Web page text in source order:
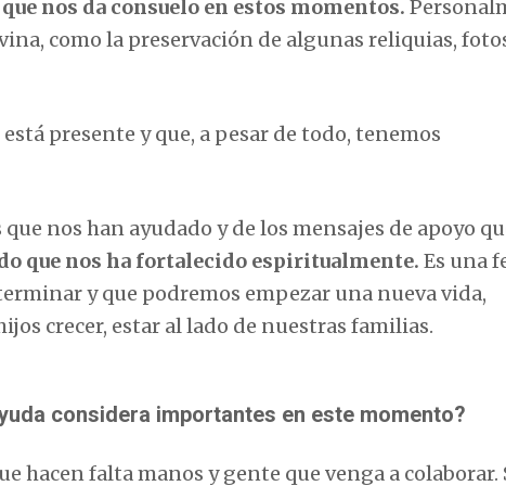
nos da consuelo en estos momentos.
como la preservación de algunas reliquias,
presente y que, a pesar de todo, tenemos
nos han ayudado y de los mensajes de apoyo
que nos ha fortalecido espiritualmente. Es una
y que podremos empezar una nueva vida,
crecer, estar al lado de nuestras familias.
considera importantes en este momento?
hacen falta manos y gente que venga a colaborar.